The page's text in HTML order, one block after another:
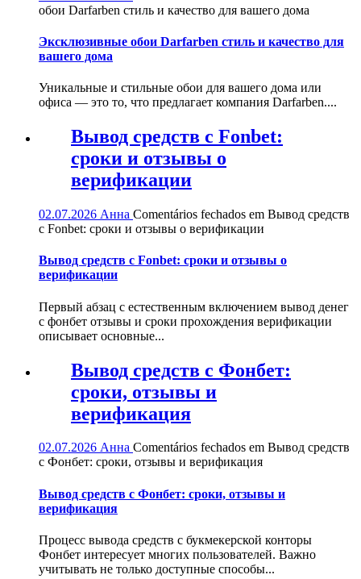
обои Darfarben стиль и качество для вашего дома
Эксклюзивные обои Darfarben стиль и качество для
вашего дома
Уникальные и стильные обои для вашего дома или
офиса — это то, что предлагает компания Darfarben....
Вывод средств с Fonbet:
сроки и отзывы о
верификации
02.07.2026 Анна Comentários fechados em Вывод средств
с Fonbet: сроки и отзывы о верификации
Вывод средств с Fonbet: сроки и отзывы о
верификации
Первый абзац с естественным включением вывод денег
с фонбет отзывы и сроки прохождения верификации
описывает основные...
Вывод средств с Фонбет:
сроки, отзывы и
верификация
02.07.2026 Анна Comentários fechados em Вывод средств
с Фонбет: сроки, отзывы и верификация
Вывод средств с Фонбет: сроки, отзывы и
верификация
Процесс вывода средств с букмекерской конторы
Фонбет интересует многих пользователей. Важно
учитывать не только доступные способы...